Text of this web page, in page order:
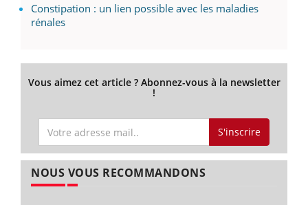
Constipation : un lien possible avec les maladies
rénales
Vous aimez cet article ? Abonnez-vous à la newsletter
!
S'inscrire
NOUS VOUS RECOMMANDONS